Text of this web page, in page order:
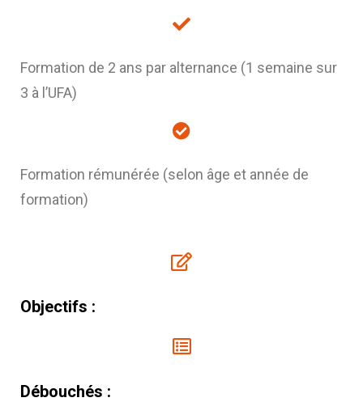
Formation de 2 ans par alternance (1 semaine sur
3 à l’UFA)
Formation rémunérée (selon âge et année de
formation)
Objectifs :
Débouchés :